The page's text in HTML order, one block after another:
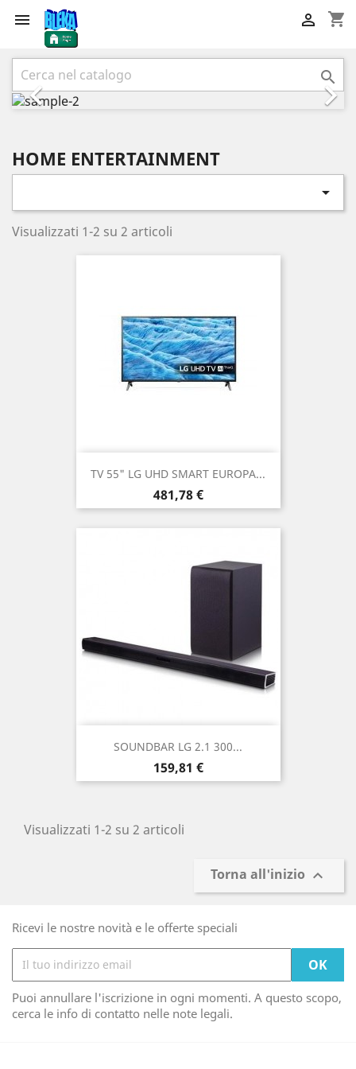
 shopping_cart



Precedente

HOME ENTERTAINMENT

Visualizzati 1-2 su 2 articoli
TV 55" LG UHD SMART EUROPA...
Prezzo
481,78 €
SOUNDBAR LG 2.1 300...
Prezzo
159,81 €
Visualizzati 1-2 su 2 articoli
Torna all'inizio 
Ricevi le nostre novità e le offerte speciali
Puoi annullare l'iscrizione in ogni momenti. A questo scopo,
cerca le info di contatto nelle note legali.